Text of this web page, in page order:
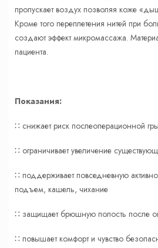
пропускает воздух позволяя коже
Кроме того переплетения нитей при
создают эффект микромассажа.
пациента.
Показания:
∷ снижает риск послеоперационной
∷ ограничивает увеличение
∷ поддерживает повседневную
подъем, кашель, чихание
∷ защищает брюшную полость после
∷ повышает комфорт и чувство